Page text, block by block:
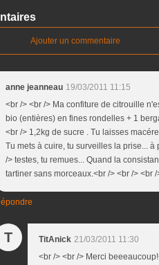
Ajouter un commentaire
anne jeanneau 19/03/2011 11:15
<br /> <br /> Ma confiture de citrouille
bio (entières) en fines rondelles + 1
<br /> 1,2kg de sucre . Tu laisses
Tu mets à cuire, tu surveilles la prise...
/> testes, tu remues... Quand la
tartiner sans morceaux.<br /> <br /> <br /
T TitAnick 21/03/2011 11:30
<br /> <br /> Merci